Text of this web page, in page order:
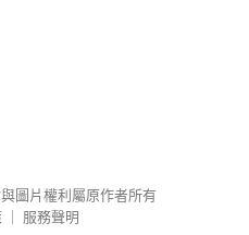
圖片權利屬原作者所有
服務聲明